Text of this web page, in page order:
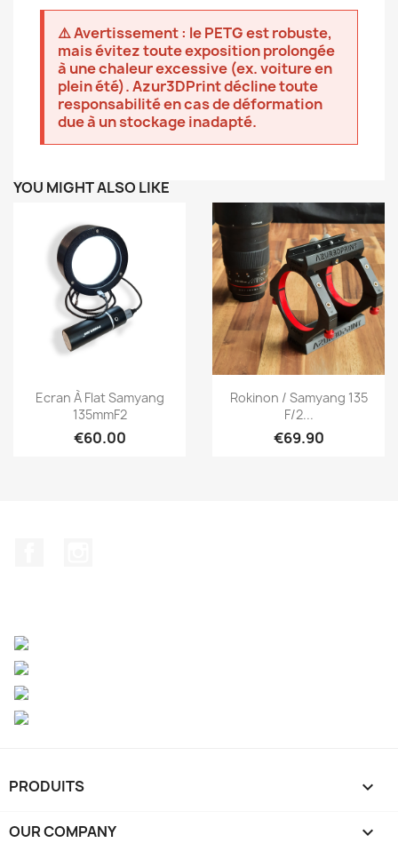
⚠️ Avertissement : le PETG est robuste,
mais évitez toute exposition prolongée
à une chaleur excessive (ex. voiture en
plein été). Azur3DPrint décline toute
responsabilité en cas de déformation
due à un stockage inadapté.
YOU MIGHT ALSO LIKE
 Quick view
Ecran À Flat Samyang
135mmF2
€60.00
Quick view
Rokinon / Samyang 135
F/2...
€69.90
PRODUITS 
OUR COMPANY 